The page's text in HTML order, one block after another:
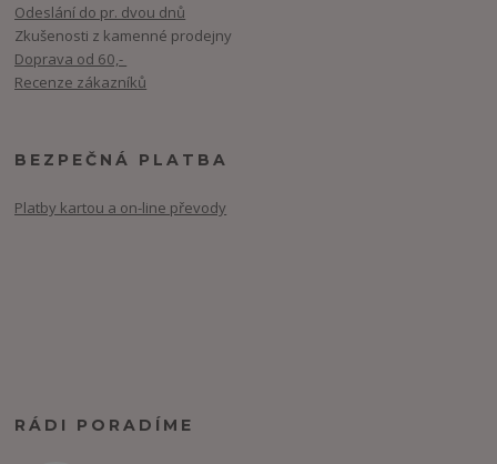
Odeslání do pr. dvou dnů
Zkušenosti z kamenné prodejny
Doprava od 60,-
Recenze zákazníků
BEZPEČNÁ PLATBA
Platby kartou a on-line převody
RÁDI PORADÍME